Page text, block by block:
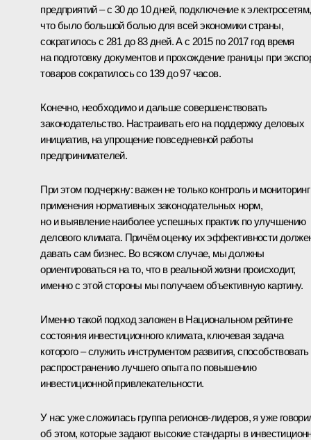
предприятий – с 30 до 10 дней, подключение к электросетям,
что было большой болью для всей экономики страны,
сократилось с 281 до 83 дней. А с 2015 по 2017 год время
на подготовку документов и прохождение границы при
товаров сократилось со 139 до 97 часов.
Конечно, необходимо и дальше совершенствовать
законодательство. Настраивать его на поддержку деловых
инициатив, на упрощение повседневной работы
предпринимателей.
При этом подчеркну: важен не только контроль и мониторинг
применения нормативных законодательных норм,
но и выявление наиболее успешных практик по улучшению
делового климата. Причём оценку их эффективности
давать сам бизнес. Во всяком случае, мы должны
ориентироваться на то, что в реальной жизни происходит,
именно с этой стороны мы получаем объективную картину.
Именно такой подход заложен в Национальном рейтинге
состояния инвестиционного климата, ключевая задача
которого – служить инструментом развития, способствовать
распространению лучшего опыта по повышению
инвестиционной привлекательности.
У нас уже сложилась группа регионов-лидеров, я уже
об этом, которые задают высокие стандарты в